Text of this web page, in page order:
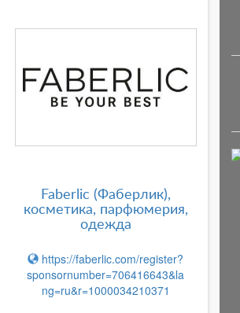
Faberlic (Фаберлик),
косметика, парфюмерия,
одежда
https://faberlic.com/register?
sponsornumber=706416643&la
ng=ru&r=1000034210371